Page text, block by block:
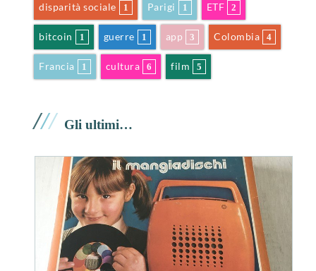
disparità sociale 1 Parigi 1 ETF 2
bitcoin 1 guerre 1 app 3 Colombia 4
Francia 1 cultura 6 film 5
/// Gli ultimi…